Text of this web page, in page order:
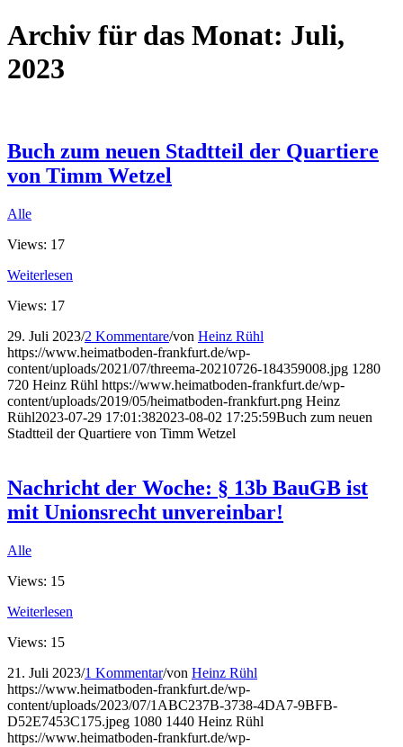
Archiv für das Monat: Juli,
2023
Buch zum neuen Stadtteil der Quartiere
von Timm Wetzel
Alle
Views: 17
Weiterlesen
Views: 17
29. Juli 2023/2 Kommentare/von Heinz Rühl
https://www.heimatboden-frankfurt.de/wp-
content/uploads/2021/07/threema-20210726-184359008.jpg 1280
720 Heinz Rühl https://www.heimatboden-frankfurt.de/wp-
content/uploads/2019/05/heimatboden-frankfurt.png Heinz
Rühl2023-07-29 17:01:382023-08-02 17:25:59Buch zum neuen
Stadtteil der Quartiere von Timm Wetzel
Nachricht der Woche: § 13b BauGB ist
mit Unionsrecht unvereinbar!
Alle
Views: 15
Weiterlesen
Views: 15
21. Juli 2023/1 Kommentar/von Heinz Rühl
https://www.heimatboden-frankfurt.de/wp-
content/uploads/2023/07/1ABC237B-3738-4DA7-9BFB-
D52E7453C175.jpeg 1080 1440 Heinz Rühl
https://www.heimatboden-frankfurt.de/wp-